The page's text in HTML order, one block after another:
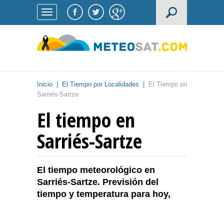
Inicio El Tiempo por Localidades
El Tiempo en
Sarriés-Sartze
El tiempo en
Sarriés-Sartze
El tiempo meteorológico en
Sarriés-Sartze. Previsión del
tiempo y temperatura para hoy,